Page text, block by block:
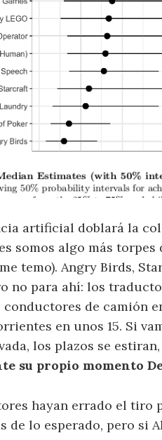
artificial doblará la
somos algo más
temo). Angry Birds,
no para ahí: los
conductores de camión
en unos 15. Si
los plazos se
su propio momento
hayan errado el tiro
de lo esperado, pero si